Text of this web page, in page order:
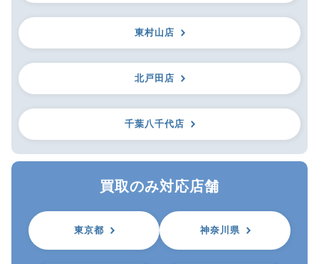
東村山店
北戸田店
千葉八千代店
買取のみ対応店舗
東京都 神奈川県